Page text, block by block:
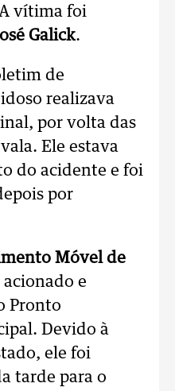
vítima foi
Galick.
de
realizava
por volta das
Ele estava
do acidente e foi
por
Móvel de
e
Pronto
Devido à
ele foi
tarde para o